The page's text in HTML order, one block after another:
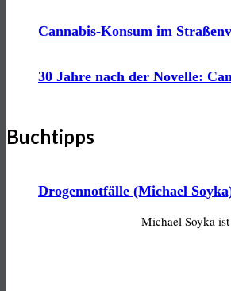
Cannabis-Konsum im
30 Jahre nach der Novelle:
Buchtipps
Drogennotfälle (Michael
Michael Soyka